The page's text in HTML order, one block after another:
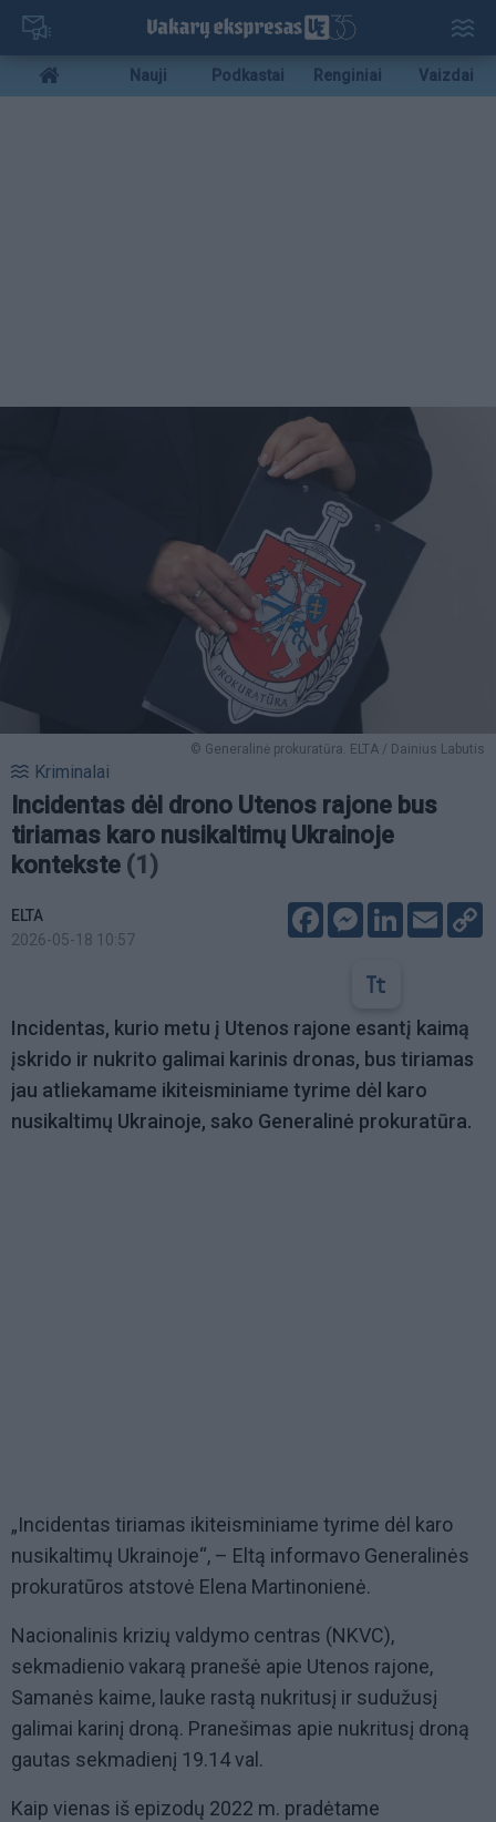
Pereiti
pagrindinį
turinį
Mobile
menu
Nauji Podkastai Renginiai Vaizdai
© Generalinė prokuratūra. ELTA / Dainius Labutis
Kriminalai
Incidentas dėl drono Utenos rajone bus
tiriamas karo nusikaltimų Ukrainoje
kontekste (1)
ELTA
2026-05-18 10:57
FacebookMessenger
LinkedIn
Email
Incidentas, kurio metu į Utenos rajone esantį kaimą
įskrido ir nukrito galimai karinis dronas, bus tiriamas
jau atliekamame ikiteisminiame tyrime dėl karo
nusikaltimų Ukrainoje, sako Generalinė prokuratūra.
„Incidentas tiriamas ikiteisminiame tyrime dėl karo
nusikaltimų Ukrainoje“, – Eltą informavo Generalinės
prokuratūros atstovė Elena Martinonienė.
Nacionalinis krizių valdymo centras (NKVC),
sekmadienio vakarą pranešė apie Utenos rajone,
Samanės kaime, lauke rastą nukritusį ir sudužusį
galimai karinį droną. Pranešimas apie nukritusį droną
gautas sekmadienį 19.14 val.
Kaip vienas iš epizodų 2022 m. pradėtame